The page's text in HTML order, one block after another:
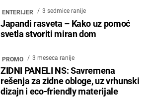
ENTERIJER 3 sedmice ranije
Japandi rasveta – Kako uz pomoć
svetla stvoriti miran dom
PROMO 3 meseca ranije
ZIDNI PANELI NS: Savremena
rešenja za zidne obloge, uz vrhunski
dizajn i eco-friendly materijale